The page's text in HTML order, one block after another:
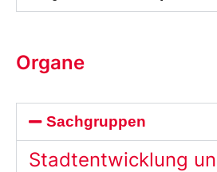
Organe
Sachgruppen
Stadtentwicklung